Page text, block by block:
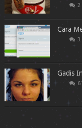
2
Cara
3
Gadis
61